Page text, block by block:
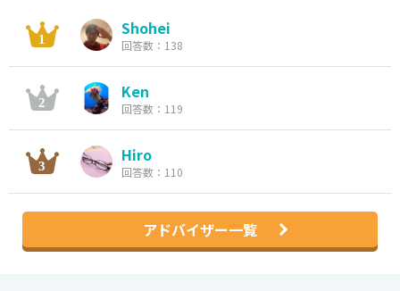
Shohei
回答数：138
Ken
回答数：119
Hiro
回答数：110
アドバイザー一覧